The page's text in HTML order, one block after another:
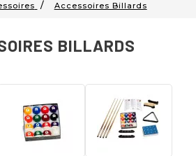
Accessoires Billards
BILLARDS